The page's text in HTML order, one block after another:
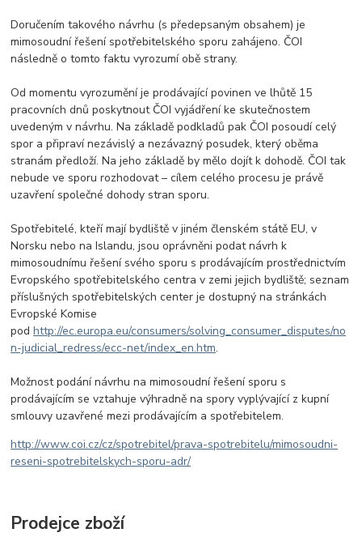
Doručením takového návrhu (s předepsaným obsahem) je
mimosoudní řešení spotřebitelského sporu zahájeno. ČOI
následně o tomto faktu vyrozumí obě strany.
Od momentu vyrozumění je prodávající povinen ve lhůtě 15
pracovních dnů poskytnout ČOI vyjádření ke skutečnostem
uvedeným v návrhu. Na základě podkladů pak ČOI posoudí celý
spor a připraví nezávislý a nezávazný posudek, který oběma
stranám předloží. Na jeho základě by mělo dojít k dohodě. ČOI tak
nebude ve sporu rozhodovat – cílem celého procesu je právě
uzavření společné dohody stran sporu.
Spotřebitelé, kteří mají bydliště v jiném členském státě EU, v
Norsku nebo na Islandu, jsou oprávněni podat návrh k
mimosoudnímu řešení svého sporu s prodávajícím prostřednictvím
Evropského spotřebitelského centra v zemi jejich bydliště; seznam
příslušných spotřebitelských center je dostupný na stránkách
Evropské Komise
podhttp://ec.europa.eu/consumers/solving_consumer_disputes/no
n-judicial_redress/ecc-net/index_en.htm.
Možnost podání návrhu na mimosoudní řešení sporu s
prodávajícím se vztahuje výhradně na spory vyplývající z kupní
smlouvy uzavřené mezi prodávajícím a spotřebitelem.
http://www.coi.cz/cz/spotrebitel/prava-spotrebitelu/mimosoudni-
reseni-spotrebitelskych-sporu-adr/
Prodejce zboží